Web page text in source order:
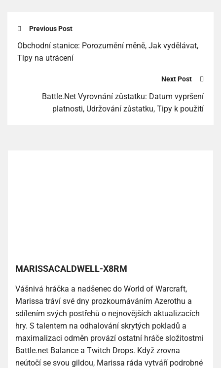
Previous Post
Obchodní stanice: Porozumění měně, Jak vydělávat,
Tipy na utrácení
Next Post
Battle.Net Vyrovnání zůstatku: Datum vypršení
platnosti, Udržování zůstatku, Tipy k použití
MARISSACALDWELL-X8RM
Vášnivá hráčka a nadšenec do World of Warcraft,
Marissa tráví své dny prozkoumáváním Azerothu a
sdílením svých postřehů o nejnovějších aktualizacích
hry. S talentem na odhalování skrytých pokladů a
maximalizaci odměn provází ostatní hráče složitostmi
Battle.net Balance a Twitch Drops. Když zrovna
neútočí se svou gildou, Marissa ráda vytváří podrobné